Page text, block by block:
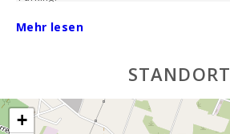
Nummer des Badezimmers:
Grillplatz und Barbecue:
Mehr lesen
STANDORT
+